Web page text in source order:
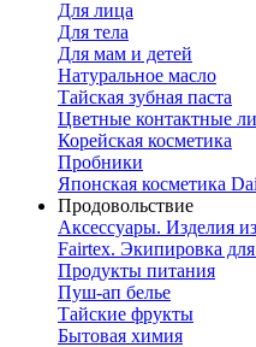
Для лица
Для тела
Для мам и детей
Натуральное масло
Тайская зубная паста
Цветные контактные
Корейская косметика
Пробники
Японская косметика
Продовольствие
Аксессуары. Изделия
Fairtex. Экипировка для
Продукты питания
Пуш-ап белье
Тайские фрукты
Бытовая химия